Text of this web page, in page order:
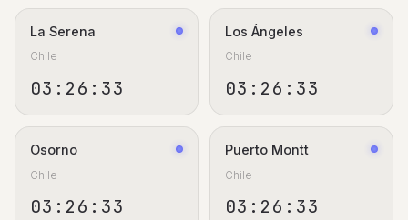
La Serena
Chile
03:26:33
Los Ángeles
Chile
03:26:33
Osorno
Chile
03:26:33
Puerto Montt
Chile
03:26:33